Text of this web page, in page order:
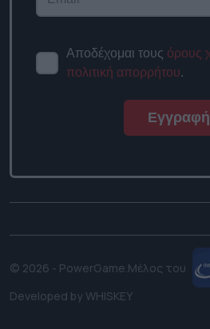
Αποδέχομαι τους όρους
πολιτική απορρήτου.
Εγγραφή
© 2026 - PowerGame. Μέλος του
Developed by WHISKEY